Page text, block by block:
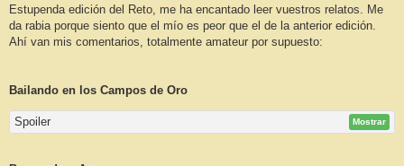
n
a
j
Estupenda edición del Reto, me ha encantado leer vuestros relatos. Me
da rabia porque siento que el mío es peor que el de la anterior edición.
Ahí van mis comentarios, totalmente amateur por supuesto:
Bailando en los Campos de Oro
Spoiler Mostrar